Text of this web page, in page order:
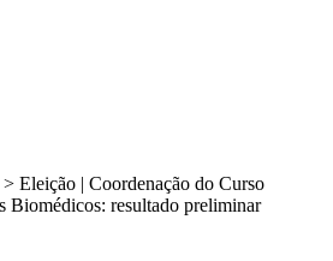
> Eleição | Coordenação do Curso
Biomédicos: resultado preliminar